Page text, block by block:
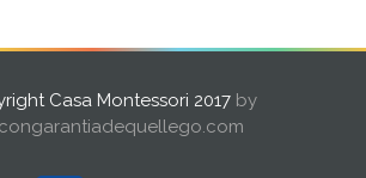
Casa Montessori 2017 by